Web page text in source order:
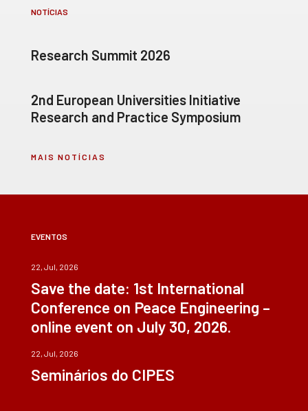
NOTÍCIAS
Research Summit 2026
2nd European Universities Initiative
Research and Practice Symposium
MAIS NOTÍCIAS
EVENTOS
22, Jul, 2026
Save the date: 1st International
Conference on Peace Engineering –
online event on July 30, 2026.
22, Jul, 2026
Seminários do CIPES